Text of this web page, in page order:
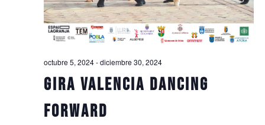
octubre 5, 2024-diciembre 30, 2024
Gira Valencia Dancing
Forward